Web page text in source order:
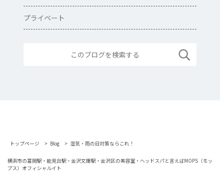
プライベート
トップページ Blog 湿気・雨の日対策ならこれ！
横浜市の富岡駅・能見台駅・金沢文庫駅・金沢区の美容室・ヘッドスパと言えばMOPS（モッ
プス）オフィシャルイト